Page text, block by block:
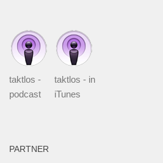
taktlos -
podcast
taktlos - in
iTunes
PARTNER